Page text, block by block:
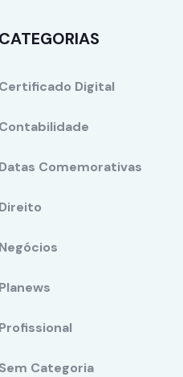
CATEGORIAS
Certificado Digital
Contabilidade
Datas Comemorativas
Direito
Negócios
Planews
Profissional
Sem Categoria